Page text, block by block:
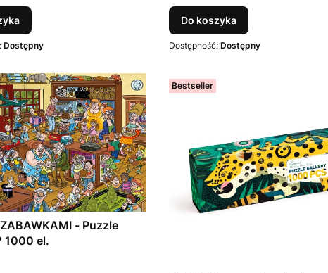
Dostępny
Do koszyka
Dostępność: Dostępny
- Puzzle
1000 el.
Bestseller